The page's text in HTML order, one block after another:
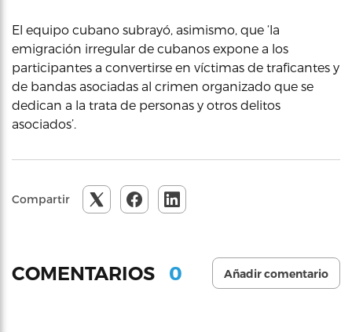
El equipo cubano subrayó, asimismo, que ‘la
emigración irregular de cubanos expone a los
participantes a convertirse en víctimas de traficantes y
de bandas asociadas al crimen organizado que se
dedican a la trata de personas y otros delitos
asociados’.
Compartir
COMENTARIOS 0 Añadir comentario